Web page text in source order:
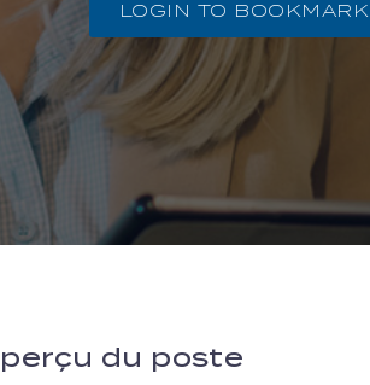
LOGIN TO BOOKMARK
du poste